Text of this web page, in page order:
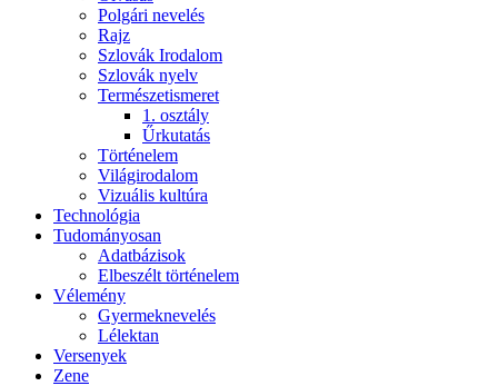
Polgári nevelés
Rajz
Szlovák Irodalom
Szlovák nyelv
Természetismeret
1. osztály
Űrkutatás
Történelem
Világirodalom
Vizuális kultúra
Technológia
Tudományosan
Adatbázisok
Elbeszélt történelem
Vélemény
Gyermeknevelés
Lélektan
Versenyek
Zene